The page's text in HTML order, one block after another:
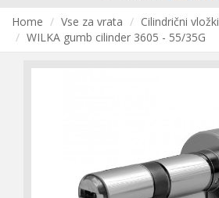
Home
Vse za vrata
Cilindrični vložki
WILKA gumb cilinder 3605 - 55/35G